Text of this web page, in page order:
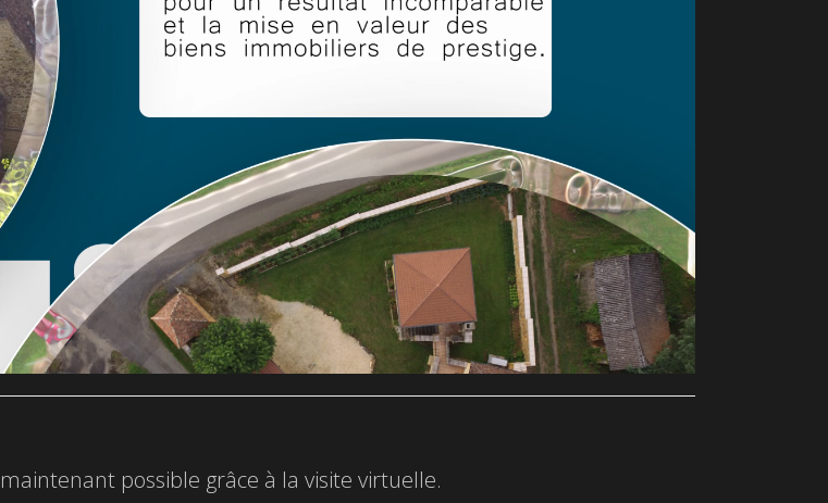
possible grâce à la visite virtuelle.